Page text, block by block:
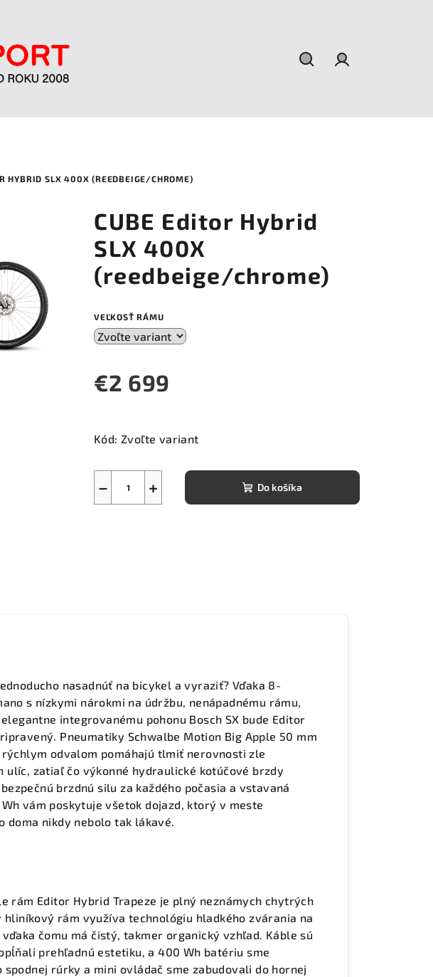
HYBRID SLX 400X (REEDBEIGE/CHROME)
CUBE Editor Hybrid
SLX 400X
(reedbeige/chrome)
VEĽKOSŤ RÁMU
€2 699
cena:
Kód: Zvoľte variant
+
− Do košíka
nasadnúť na bicykel a vyraziť? Vďaka 8-
s nízkymi nárokmi na údržbu, nenápadnému rámu,
integrovanému pohonu Bosch SX bude Editor
Pneumatiky Schwalbe Motion Big Apple 50 mm
odvalom pomáhajú tlmiť nerovnosti zle
ulíc, zatiaľ čo výkonné hydraulické kotúčové brzdy
brzdnú silu za každého počasia a vstavaná
vám poskytuje všetok dojazd, ktorý v meste
doma nikdy nebolo tak lákavé.
rám Editor Hybrid Trapeze je plný neznámych chytrých
hliníkový rám využíva technológiu hladkého zvárania na
čomu má čistý, takmer organický vzhľad. Káble sú
prehľadnú estetiku, a 400 Wh batériu sme
spodnej rúrky a mini ovládač sme zabudovali do hornej